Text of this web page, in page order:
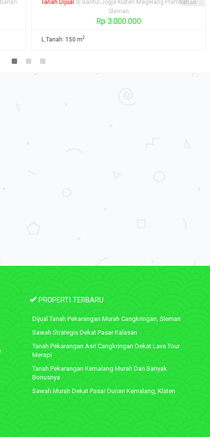
Rumah Dijual
di Bantul Jogja Klaten Magelang Prambanan
Sleman
Rp 2.500.000.000
L.Tanah: 128 m2
PROPERTI TERBARU
Dijual Tanah Pekarangan Murah Cangkringan, Sleman
Sawah Strategis Dekat Pasar Kalasan
Tanah Pekarangan Asri Cangkringan Dekat Lava Tour
Merapi
Tanah Pekarangan Kemalang Murah Dan Banyak
Bonusnya
Sawah Murah Dekat Pasar Durian Kemalang, Klaten